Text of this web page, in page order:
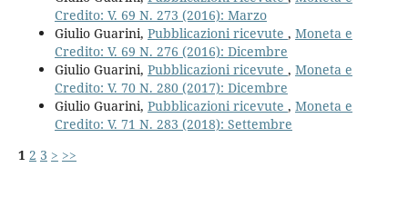
Credito: V. 69 N. 273 (2016): Marzo
Giulio Guarini, Pubblicazioni ricevute , Moneta e
Credito: V. 69 N. 276 (2016): Dicembre
Giulio Guarini, Pubblicazioni ricevute , Moneta e
Credito: V. 70 N. 280 (2017): Dicembre
Giulio Guarini, Pubblicazioni ricevute , Moneta e
Credito: V. 71 N. 283 (2018): Settembre
1 2 3 > >>